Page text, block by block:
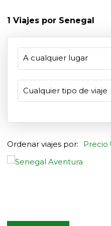
1 Viajes por Senegal
Ordenar viajes por: Precio